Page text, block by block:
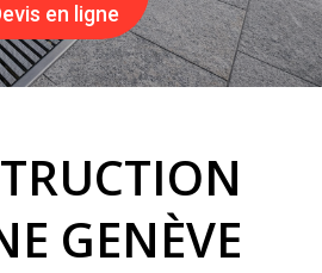
en ligne
GENÈVE